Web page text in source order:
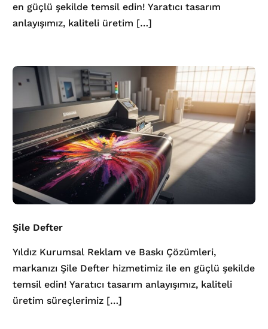
en güçlü şekilde temsil edin! Yaratıcı tasarım
anlayışımız, kaliteli üretim […]
Şile Defter
Yıldız Kurumsal Reklam ve Baskı Çözümleri,
markanızı Şile Defter hizmetimiz ile en güçlü şekilde
temsil edin! Yaratıcı tasarım anlayışımız, kaliteli
üretim süreçlerimiz […]